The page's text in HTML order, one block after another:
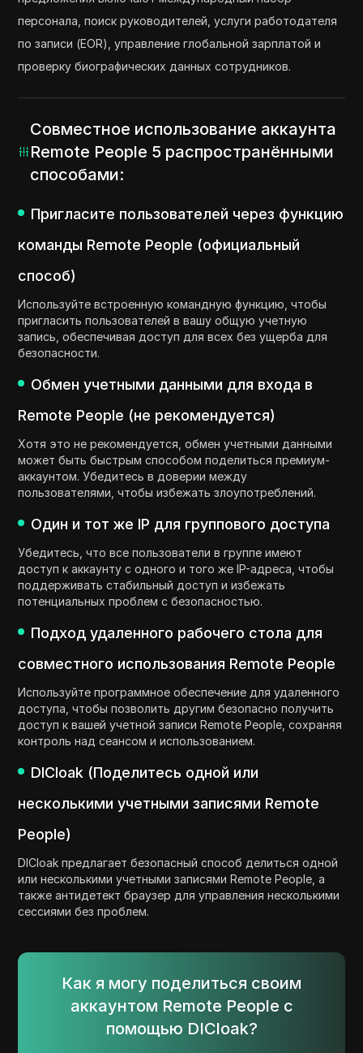
персонала, поиск руководителей, услуги работодателя
по записи (EOR), управление глобальной зарплатой и
проверку биографических данных сотрудников.
Совместное использование аккаунта
Remote People 5 распространёнными
способами:
Пригласите пользователей через функцию
команды Remote People (официальный
способ)
Используйте встроенную командную функцию, чтобы
пригласить пользователей в вашу общую учетную
запись, обеспечивая доступ для всех без ущерба для
безопасности.
Обмен учетными данными для входа в
Remote People (не рекомендуется)
Хотя это не рекомендуется, обмен учетными данными
может быть быстрым способом поделиться премиум-
аккаунтом. Убедитесь в доверии между
пользователями, чтобы избежать злоупотреблений.
Один и тот же IP для группового доступа
Убедитесь, что все пользователи в группе имеют
доступ к аккаунту с одного и того же IP-адреса, чтобы
поддерживать стабильный доступ и избежать
потенциальных проблем с безопасностью.
Подход удаленного рабочего стола для
совместного использования Remote People
Используйте программное обеспечение для удаленного
доступа, чтобы позволить другим безопасно получить
доступ к вашей учетной записи Remote People, сохраняя
контроль над сеансом и использованием.
DICloak (Поделитесь одной или
несколькими учетными записями Remote
People)
DICloak предлагает безопасный способ делиться одной
или несколькими учетными записями Remote People, а
также антидетект браузер для управления несколькими
сессиями без проблем.
Как я могу поделиться своим
аккаунтом Remote People с
помощью DICloak?